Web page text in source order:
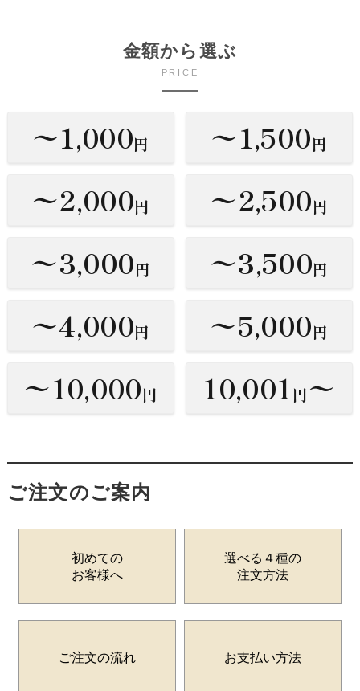
金額から選ぶ
PRICE
〜1,000円 〜1,500円
〜2,000円 〜2,500円
〜3,000円 〜3,500円
〜4,000円 〜5,000円
〜10,000円 10,001円〜
ご注文のご案内
初めての
お客様へ
選べる４種の
注文方法
ご注文の流れ お支払い方法